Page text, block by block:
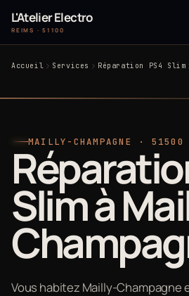
L'Atelier Electro
REIMS · 51100
Accueil Services Réparation PS4 Slim
MAILLY-CHAMPAGNE · 51500
Slim à
Vous habitez Mailly-Champagne